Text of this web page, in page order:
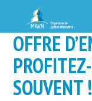
OFFRE
SOUVENT !